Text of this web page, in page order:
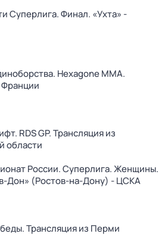
Суперлига. Финал. «Ухта» -
Hexagone MMA.
Франции
RDS GP. Трансляция из
области
России. Суперлига. Женщины.
Дон» (Ростов-на-Дону) - ЦСКА
Трансляция из Перми